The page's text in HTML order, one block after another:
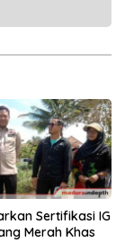
Sertifikasi IG
Merah Khas